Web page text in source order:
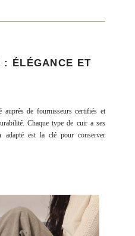
: ÉLÉGANCE ET
auprès de fournisseurs certifiés et
Chaque type de cuir a ses
adapté est la clé pour conserver